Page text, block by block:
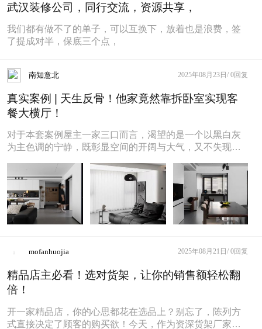
武汉装修公司，同行交流，资源共享，
我们都有做不了的单子，可以互换下，放着也是浪费，签
了提成对半，保底三个点，
南知意北 2025年08月23日/ 0回复
真实案例 | 天生反骨！他家竟然靠拆卧室实现客
餐大横厅！
对于本套案例屋主一家三口而言，渴望的是一个以黑白灰
为主色调的宁静，既彰显空间的开阔与大气，又不失现代
mofanhuojia 2025年08月21日/ 0回复
精品店主必看！选对货架，让你的销售额轻松翻
倍！
开一家精品店，你的心思都花在选品上？别忘了，陈列方
式直接决定了顾客的购买欲！今天，作为资深货架厂家，